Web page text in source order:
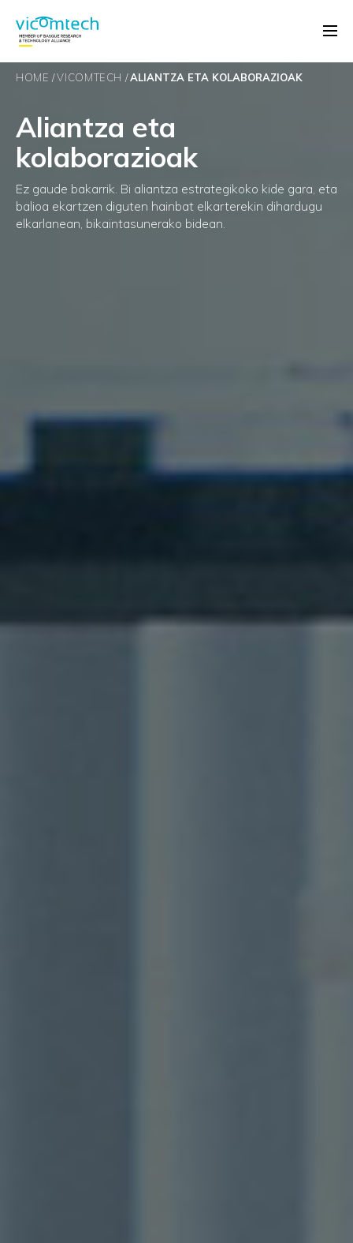
HOME VICOMTECH ALIANTZA ETA KOLABORAZIOAK
Aliantza eta
kolaborazioak
Ez gaude bakarrik. Bi aliantza estrategikoko kide gara, eta
balioa ekartzen diguten hainbat elkarterekin dihardugu
elkarlanean, bikaintasunerako bidean.